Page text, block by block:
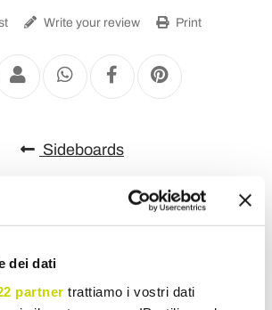
dei dati
partner trattiamo i vostri dati
Write your review Print
Sideboards